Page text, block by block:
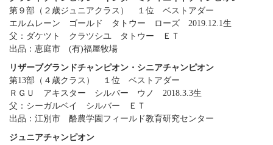
第９部（２歳ジュニアクラス） １位 ベストアダー
エルムレーン ゴールド タトウー ローズ 2019.12.1生
父：ダケツト クラツシユ タトウー ＥＴ
出品：恵庭市 (有)福屋牧場
リザーブグランドチャンピオン・シニアチャンピオン
第13部（４歳クラス） １位 ベストアダー
ＲＧＵ アキスター シルバー ウノ 2018.3.3生
父：シーガルベイ シルバー ＥＴ
出品：江別市 酪農学園フィールド教育研究センター
ジュニアチャンピオン